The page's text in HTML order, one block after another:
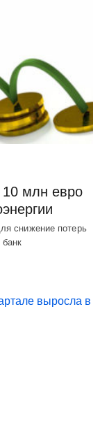
млн евро
снижение потерь